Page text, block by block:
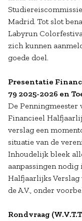
Madrid. Tot slot
Labyrun
zich kunnen
goede doel.
Presentatie
79 2025-2026 en
De Penningmeester
Financieel
verslag een
situatie van de
Inhoudelijk bleek
aanpassingen
Halfjaarlijks Verslag
de A.V., onder
Rondvraag